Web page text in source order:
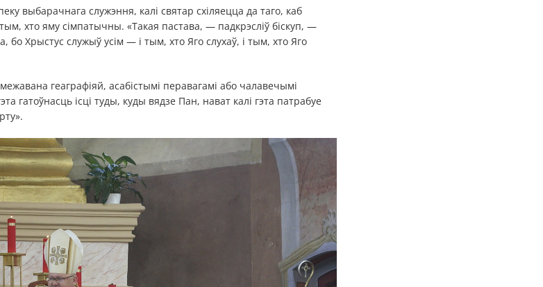
выбарачнага служэння, калі святар схіляецца да таго, каб
хто яму сімпатычны. «Такая пастава, — падкрэсліў біскуп, —
бо Хрыстус служыў усім — і тым, хто Яго слухаў, і тым, хто Яго
геаграфіяй, асабістымі перавагамі або чалавечымі
гатоўнасць ісці туды, куды вядзе Пан, нават калі гэта патрабуе